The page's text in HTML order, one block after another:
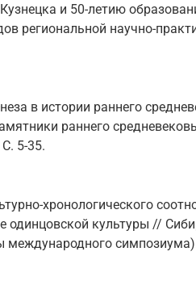
и 50-летию
региональной научно-
в истории раннего
раннего
5-35.
хронологического
одинцовской культуры //
международного